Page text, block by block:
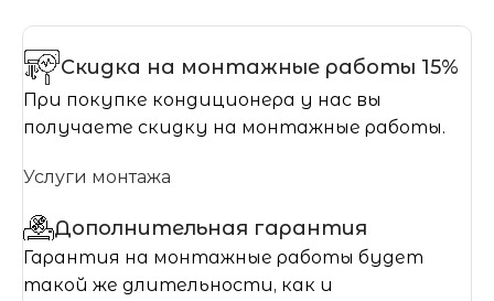
Скидка на монтажные работы 15%
При покупке кондиционера у нас вы
получаете скидку на монтажные работы.
Услуги монтажа
Дополнительная гарантия
Гарантия на монтажные работы будет
такой же длительности, как и